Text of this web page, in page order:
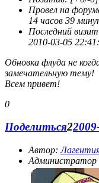
скорее от нечего
Провел на
14 часов 39
Последний
2010-03-05
Обновка флуда не
замечательную тему!
Всем привет!
0
Поделиться2
Автор:
Администратор